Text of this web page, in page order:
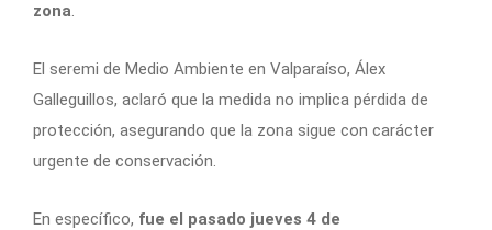
zona
El seremi de Medio Ambiente en Valparaíso, Álex
Galleguillos, aclaró que la medida no implica pérdida de
protección, asegurando que la zona sigue con carácter
urgente de conservación
En específico, fue el pasado jueves 4 de